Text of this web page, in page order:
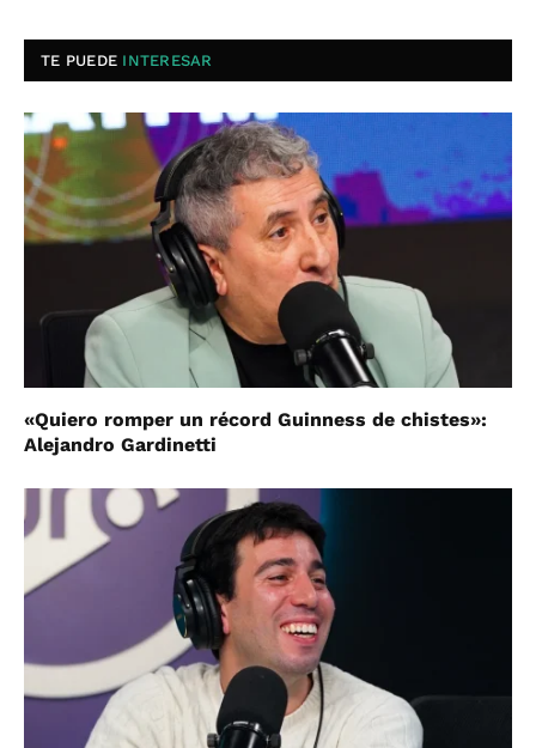
TE PUEDE INTERESAR
«Quiero romper un récord Guinness de chistes»:
Alejandro Gardinetti